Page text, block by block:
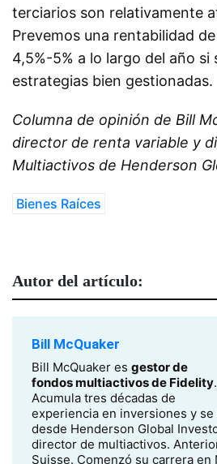
terciarios son relativamente
Prevemos una rentabilidad
4,5%-5% a lo largo del año si
estrategias bien gestionadas.
Columna de opinión de Bill
director de renta variable y
Multiactivos de Henderson
Bienes Raíces
Autor del artículo:
Bill McQuaker
Bill McQuaker es gestor de
fondos multiactivos de Fidelity.
Acumula tres décadas de
experiencia en inversiones y
desde Henderson Global
director de multiactivos.
Suisse. Comenzó su carrera en